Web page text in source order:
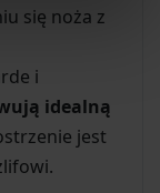
się noża z
i
idealną
jest